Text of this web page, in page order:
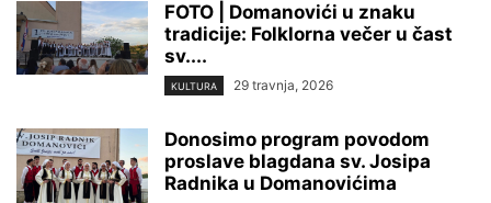
FOTO | Domanovići u znaku
tradicije: Folklorna večer u čast
sv....
KULTURA 29 travnja, 2026
Donosimo program povodom
proslave blagdana sv. Josipa
Radnika u Domanovićima